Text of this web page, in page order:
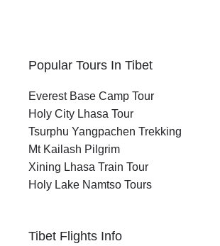
Popular Tours In Tibet
Everest Base Camp Tour
Holy City Lhasa Tour
Tsurphu Yangpachen Trekking
Mt Kailash Pilgrim
Xining Lhasa Train Tour
Holy Lake Namtso Tours
Tibet Flights Info